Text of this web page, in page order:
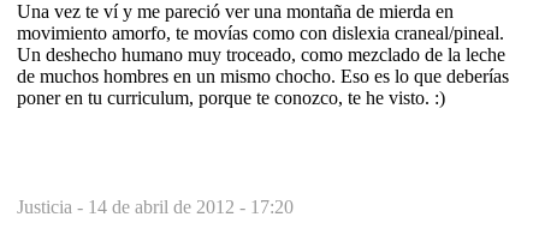
Una vez te ví y me pareció ver una montaña de mierda en
movimiento amorfo, te movías como con dislexia craneal/pineal.
Un deshecho humano muy troceado, como mezclado de la leche
de muchos hombres en un mismo chocho. Eso es lo que deberías
poner en tu curriculum, porque te conozco, te he visto. :)
Justicia - 14 de abril de 2012 - 17:20